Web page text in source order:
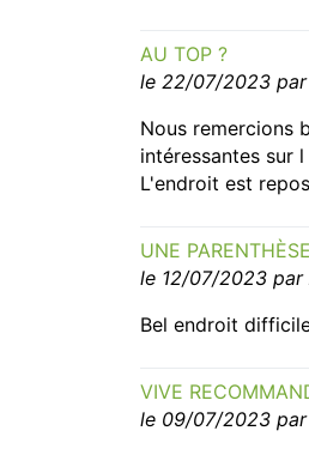
AU TOP ?
le 22/07/2023
Nous remercions
intéressantes sur
L'endroit est
UNE
le 12/07/2023 par
Bel endroit
VIVE
le 09/07/2023 par